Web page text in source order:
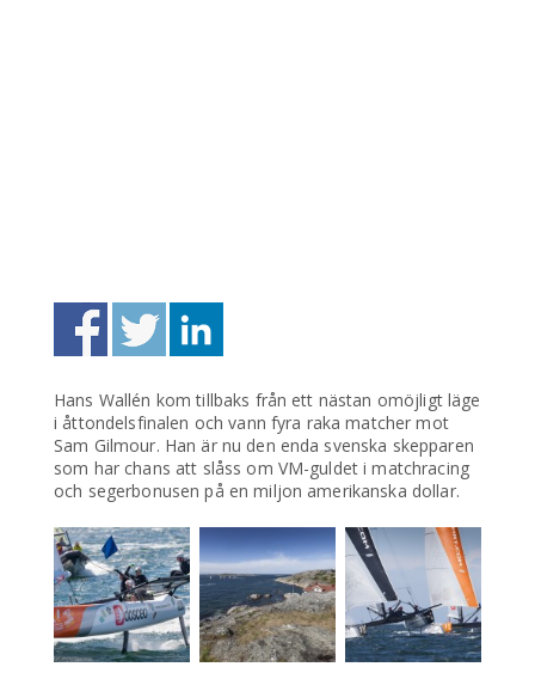
Hans Wallén kom tillbaks från ett nästan omöjligt läge
i åttondelsfinalen och vann fyra raka matcher mot
Sam Gilmour. Han är nu den enda svenska skepparen
som har chans att slåss om VM-guldet i matchracing
och segerbonusen på en miljon amerikanska dollar.